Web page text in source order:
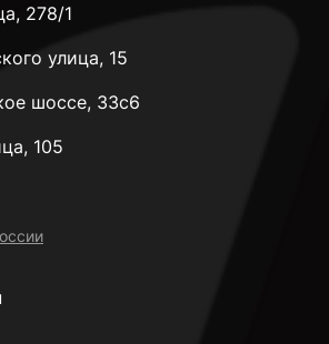
278/1
улица, 15
шоссе, 33с6
105